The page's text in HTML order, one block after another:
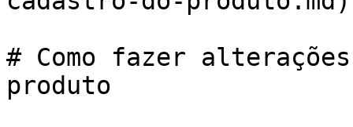
# Como fazer
produto